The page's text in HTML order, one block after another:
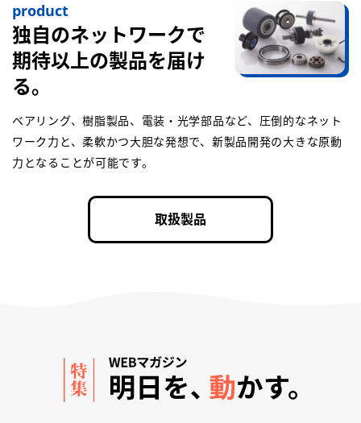
product
独自のネットワークで
期待以上の製品を届け
る。
ベアリング、樹脂製品、電装・光学部品など、圧倒的なネット
ワーク力と、柔軟かつ大胆な発想で、新製品開発の大きな原動
力となることが可能です。
取扱製品